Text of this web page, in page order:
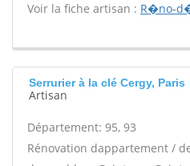
Voir la fiche artisan : R�no-
Serrurier à la clé Cergy, Paris
Artisan
Département: 95, 93
Rénovation dappartement /